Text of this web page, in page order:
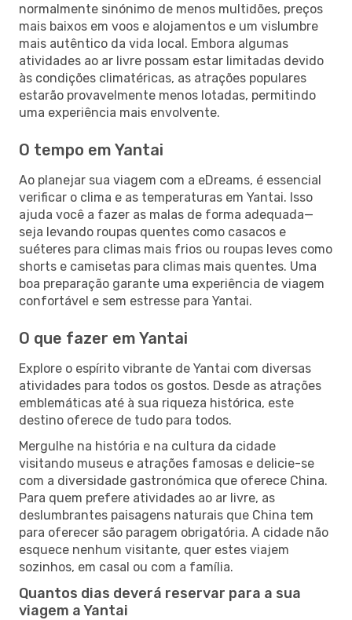
normalmente sinónimo de menos multidões, preços
mais baixos em voos e alojamentos e um vislumbre
mais autêntico da vida local. Embora algumas
atividades ao ar livre possam estar limitadas devido
às condições climatéricas, as atrações populares
estarão provavelmente menos lotadas, permitindo
uma experiência mais envolvente.
O tempo em Yantai
Ao planejar sua viagem com a eDreams, é essencial
verificar o clima e as temperaturas em Yantai. Isso
ajuda você a fazer as malas de forma adequada—
seja levando roupas quentes como casacos e
suéteres para climas mais frios ou roupas leves como
shorts e camisetas para climas mais quentes. Uma
boa preparação garante uma experiência de viagem
confortável e sem estresse para Yantai.
O que fazer em Yantai
Explore o espírito vibrante de Yantai com diversas
atividades para todos os gostos. Desde as atrações
emblemáticas até à sua riqueza histórica, este
destino oferece de tudo para todos.
Mergulhe na história e na cultura da cidade
visitando museus e atrações famosas e delicie-se
com a diversidade gastronómica que oferece China.
Para quem prefere atividades ao ar livre, as
deslumbrantes paisagens naturais que China tem
para oferecer são paragem obrigatória. A cidade não
esquece nenhum visitante, quer estes viajem
sozinhos, em casal ou com a família.
Quantos dias deverá reservar para a sua
viagem a Yantai